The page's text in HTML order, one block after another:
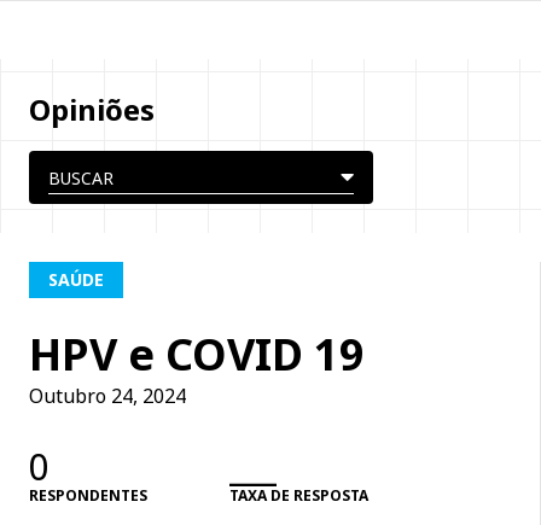
Opiniões
SAÚDE
HPV e COVID 19
Outubro 24, 2024
0
RESPONDENTES TAXA DE RESPOSTA